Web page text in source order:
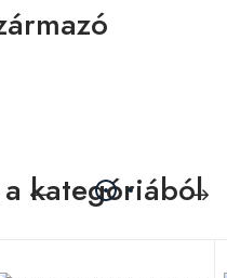
kategóriából